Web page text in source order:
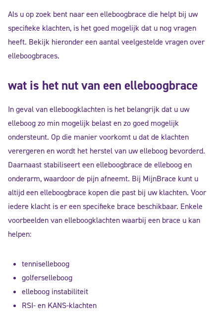
Als u op zoek bent naar een elleboogbrace die helpt bij uw
specifieke klachten, is het goed mogelijk dat u nog vragen
heeft. Bekijk hieronder een aantal veelgestelde vragen over
elleboogbraces.
wat is het nut van een elleboogbrace
In geval van elleboogklachten is het belangrijk dat u uw
elleboog zo min mogelijk belast en zo goed mogelijk
ondersteunt. Op die manier voorkomt u dat de klachten
verergeren en wordt het herstel van uw elleboog bevorderd.
Daarnaast stabiliseert een elleboogbrace de elleboog en
onderarm, waardoor de pijn afneemt. Bij MijnBrace kunt u
altijd een elleboogbrace kopen die past bij uw klachten. Voor
iedere klacht is er een specifieke brace beschikbaar. Enkele
voorbeelden van elleboogklachten waarbij een brace u kan
helpen:
tenniselleboog
golferselleboog
elleboog instabiliteit
RSI- en KANS-klachten